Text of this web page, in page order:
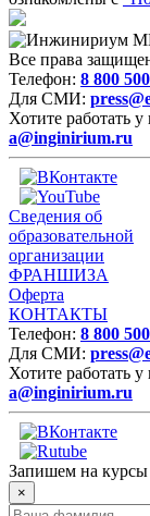
Все права
Телефон: 8 800
Для СМИ:
Хотите работать у
a@inginirium.ru
Сведения об
образовательной
организации
ФРАНШИЗА
Оферта
КОНТАКТЫ
Телефон: 8 800
Для СМИ:
Хотите работать у
a@inginirium.ru
Запишем на
×